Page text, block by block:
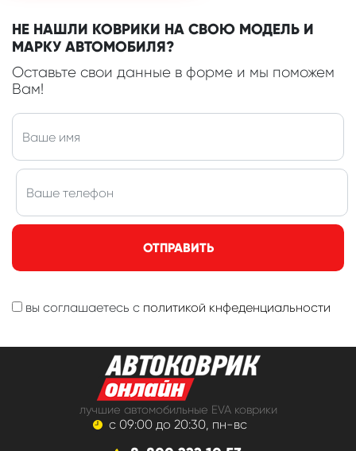
НЕ НАШЛИ КОВРИКИ НА СВОЮ МОДЕЛЬ И
МАРКУ АВТОМОБИЛЯ?
Оставьте свои данные в форме и мы поможем
Вам!
ОТПРАВИТЬ
вы соглашаетесь с политикой кнфеденциальности
лучшие автомобильные EVA коврики
с 09:00 до 20:30, пн-вс